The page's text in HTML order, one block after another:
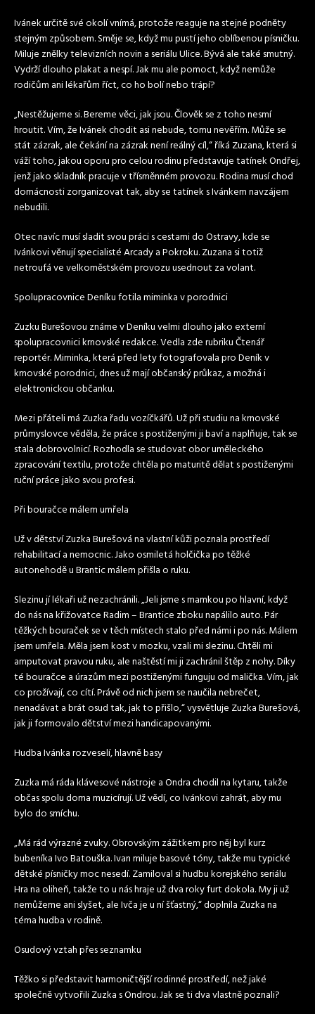
Ivánek určitě své okolí vnímá, protože reaguje na stejné podněty
stejným způsobem. Směje se, když mu pustí jeho oblíbenou písničku.
Miluje znělky televizních novin a seriálu Ulice. Bývá ale také smutný.
Vydrží dlouho plakat a nespí. Jak mu ale pomoct, když nemůže
rodičům ani lékařům říct, co ho bolí nebo trápí?
„Nestěžujeme si. Bereme věci, jak jsou. Člověk se z toho nesmí
hroutit. Vím, že Ivánek chodit asi nebude, tomu nevěřím. Může se
stát zázrak, ale čekání na zázrak není reálný cíl,“ říká Zuzana, která si
váží toho, jakou oporu pro celou rodinu představuje tatínek Ondřej,
jenž jako skladník pracuje v třísměnném provozu. Rodina musí chod
domácnosti zorganizovat tak, aby se tatínek s Ivánkem navzájem
nebudili.
Otec navíc musí sladit svou práci s cestami do Ostravy, kde se
Ivánkovi věnují specialisté Arcady a Pokroku. Zuzana si totiž
netroufá ve velkoměstském provozu usednout za volant.
Spolupracovnice Deníku fotila miminka v porodnici
Zuzku Burešovou známe v Deníku velmi dlouho jako externí
spolupracovnici krnovské redakce. Vedla zde rubriku Čtenář
reportér. Miminka, která před lety fotografovala pro Deník v
krnovské porodnici, dnes už mají občanský průkaz, a možná i
elektronickou občanku.
Mezi přáteli má Zuzka řadu vozíčkářů. Už při studiu na krnovské
průmyslovce věděla, že práce s postiženými ji baví a naplňuje, tak se
stala dobrovolnicí. Rozhodla se studovat obor uměleckého
zpracování textilu, protože chtěla po maturitě dělat s postiženými
ruční práce jako svou profesi.
Při bouračce málem umřela
Už v dětství Zuzka Burešová na vlastní kůži poznala prostředí
rehabilitací a nemocnic. Jako osmiletá holčička po těžké
autonehodě u Brantic málem přišla o ruku.
Slezinu jí lékaři už nezachránili. „Jeli jsme s mamkou po hlavní, když
do nás na křižovatce Radim – Brantice zboku napálilo auto. Pár
těžkých bouraček se v těch místech stalo před námi i po nás. Málem
jsem umřela. Měla jsem kost v mozku, vzali mi slezinu. Chtěli mi
amputovat pravou ruku, ale naštěstí mi ji zachránil štěp z nohy. Díky
té bouračce a úrazům mezi postiženými funguju od malička. Vím, jak
co prožívají, co cítí. Právě od nich jsem se naučila nebrečet,
nenadávat a brát osud tak, jak to přišlo,“ vysvětluje Zuzka Burešová,
jak ji formovalo dětství mezi handicapovanými.
Hudba Ivánka rozveselí, hlavně basy
Zuzka má ráda klávesové nástroje a Ondra chodil na kytaru, takže
občas spolu doma muzicírují. Už vědí, co Ivánkovi zahrát, aby mu
bylo do smíchu.
„Má rád výrazné zvuky. Obrovským zážitkem pro něj byl kurz
bubeníka Ivo Batouška. Ivan miluje basové tóny, takže mu typické
dětské písničky moc nesedí. Zamiloval si hudbu korejského seriálu
Hra na oliheň, takže to u nás hraje už dva roky furt dokola. My ji už
nemůžeme ani slyšet, ale Ivča je u ní šťastný,“ doplnila Zuzka na
téma hudba v rodině.
Osudový vztah přes seznamku
Těžko si představit harmoničtější rodinné prostředí, než jaké
společně vytvořili Zuzka s Ondrou. Jak se ti dva vlastně poznali?